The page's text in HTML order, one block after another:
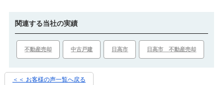
関連する当社の実績
不動産売却 中古戸建 日高市 日高市 不動産売却
＜＜ お客様の声一覧へ戻る